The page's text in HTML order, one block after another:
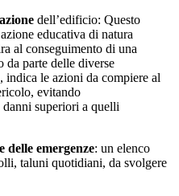
dell’edificio: Questo
educativa di natura
al conseguimento di una
da parte delle diverse
indica le azioni da compiere al
evitando
danni superiori a quelli
delle emergenze: un elenco
taluni quotidiani, da svolgere